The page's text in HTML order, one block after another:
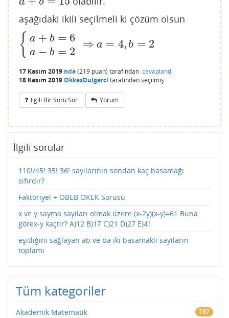
aşağıdaki ikili seçilmeli ki çözüm olsun
{ a + b = 6
a − b = 2
{a +b = a 2 ⇒
⇒ a = 4, b = 2
a=4, b=2
17 Kasım 2019 nda(219 puan) tarafından cevaplandı
18 Kasım 2019OkkesDulgerci tarafındanseçilmiş
Ilgili Bir Soru Sor Yorum
İlgili sorular
110!/45! 35!.36! sayılarının sondan kaç basamağı
sıfırdır?
Faktöriyel + OBEB OKEK Sorusu
x ve y sayma sayıları olmak üzere (x-2y)(x-y)=61 Buna
görex-y kaçtır? A)12 B)17 C)21 D)27 E)41
eşitliğini sağlayan ab ve ba iki basamaklı sayıların
toplamı
Tüm kategoriler
Akademik Matematik 737